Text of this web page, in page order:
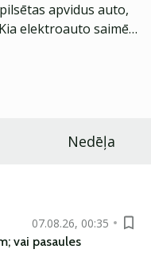
apvidus auto,
elektroauto saimē
Nedēļa
07.08.26, 00:35
vai pasaules